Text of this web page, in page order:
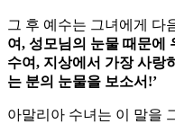
그 후 예수는 그녀에게 다
여, 성모님의 눈물 때문에
수여, 지상에서 가장 사랑
는 분의 눈물을 보소서!’
아말리아 수녀는 이 말을